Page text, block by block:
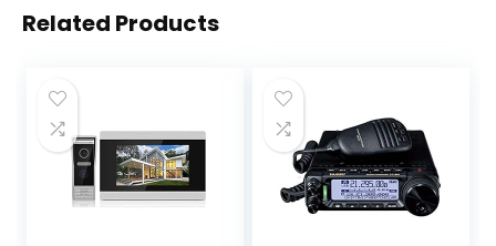
Related Products